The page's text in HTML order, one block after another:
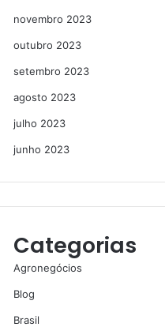
novembro 2023
outubro 2023
setembro 2023
agosto 2023
julho 2023
junho 2023
Categorias
Agronegócios
Blog
Brasil